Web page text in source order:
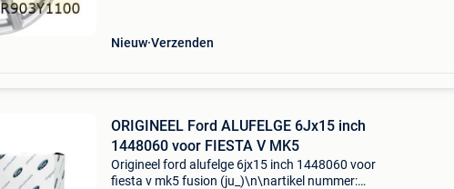
Nieuw Verzenden
ORIGINEEL Ford ALUFELGE 6Jx15 inch
1448060 voor FIESTA V MK5
Origineel ford alufelge 6jx15 inch 1448060 voor
fiesta v mk5 fusion (ju_)\n\nartikel nummer: